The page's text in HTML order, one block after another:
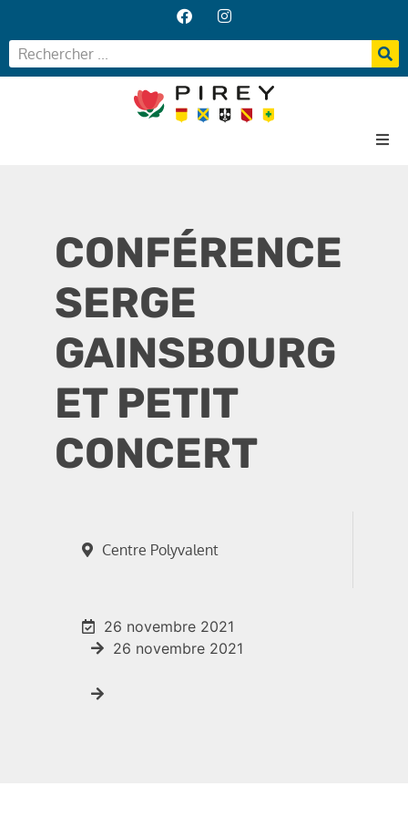
Vos services
Vie localeCONFÉRENCE
SERGE
GAINSBOURG
ET PETIT
CONCERT
Centre Polyvalent
26 novembre 2021
26 novembre 2021